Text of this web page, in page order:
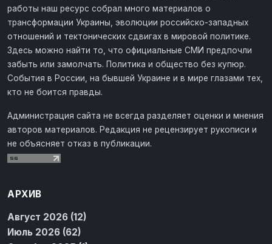
работы наш ресурс собрал много материалов о
трансформации Украины, эволюции российско-западных
отношений и тектонических сдвигах в мировой политике.
Здесь можно найти то, что официальные СМИ предпочли
забыть или замолчать. Политика и общество без купюр.
События в России, на бывшей Украине и в мире глазами тех,
кто не боится правды.
Администрация сайта не всегда разделяет оценки и мнения
авторов материалов. Редакция не рецензирует рукописи и
не объясняет отказ в публикации.
АРХИВ
Август 2026 (12)
Июль 2026 (62)